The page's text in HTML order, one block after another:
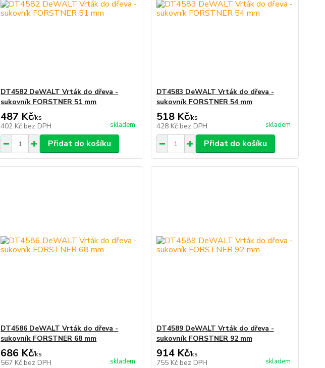
DT4582 DeWALT Vrták do dřeva -
sukovník FORSTNER 51 mm
487 Kč/ks
402 Kč bez DPH skladem
Přidat do košíku
DT4583 DeWALT Vrták do dřeva -
sukovník FORSTNER 54 mm
518 Kč/ks
428 Kč bez DPH skladem
Přidat do košíku
DT4586 DeWALT Vrták do dřeva -
sukovník FORSTNER 68 mm
686 Kč/ks
567 Kč bez DPH skladem
DT4589 DeWALT Vrták do dřeva -
sukovník FORSTNER 92 mm
914 Kč/ks
755 Kč bez DPH skladem